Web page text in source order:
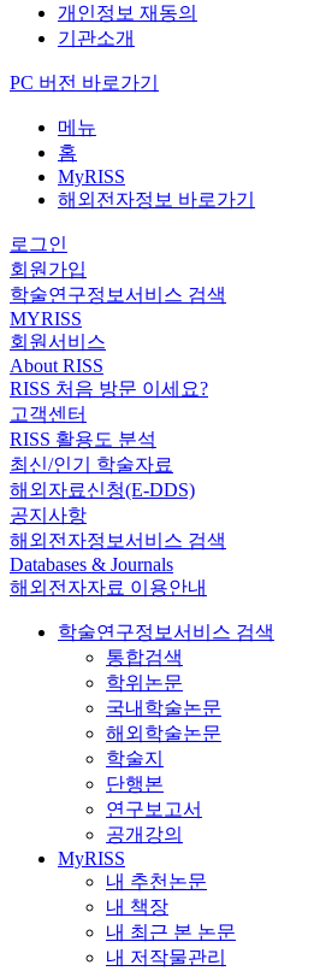
개인정보 재동의
기관소개
PC 버전 바로가기
메뉴
홈
MyRISS
해외전자정보 바로가기
로그인
회원가입
학술연구정보서비스 검색
MYRISS
회원서비스
About RISS
RISS 처음 방문 이세요?
고객센터
RISS 활용도 분석
최신/인기 학술자료
해외자료신청(E-DDS)
공지사항
해외전자정보서비스 검색
Databases & Journals
해외전자자료 이용안내
학술연구정보서비스 검색
통합검색
학위논문
국내학술논문
해외학술논문
학술지
단행본
연구보고서
공개강의
MyRISS
내 추천논문
내 책장
내 최근 본 논문
내 저작물관리